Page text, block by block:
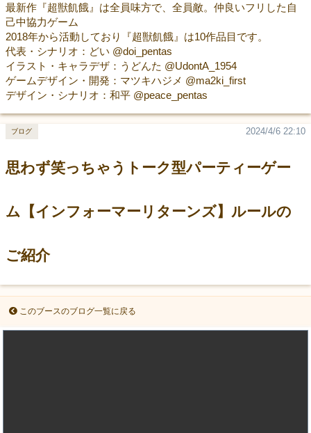
最新作『超獣飢餓』は全員味方で、全員敵。仲良いフリした自
己中協力ゲーム
2018年から活動しており『超獣飢餓』は10作品目です。
代表・シナリオ：どい @doi_pentas
イラスト・キャラデザ：うどんた @UdontA_1954
ゲームデザイン・開発：マツキハジメ @ma2ki_first
デザイン・シナリオ：和平 @peace_pentas
思わず笑っちゃうトーク型パーティーゲー
ム【インフォーマーリターンズ】ルールの
ご紹介
2024/4/6 22:10
ブログ
このブースのブログ一覧に戻る